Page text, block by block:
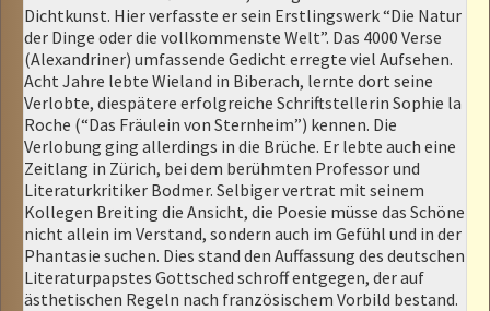
Dichtkunst. Hier verfasste er sein Erstlingswerk “Die Natur
der Dinge oder die vollkommenste Welt”. Das 4000 Verse
(Alexandriner) umfassende Gedicht erregte viel Aufsehen.
Acht Jahre lebte Wieland in Biberach, lernte dort seine
Verlobte, diespätere erfolgreiche Schriftstellerin Sophie la
Roche (“Das Fräulein von Sternheim”) kennen. Die
Verlobung ging allerdings in die Brüche. Er lebte auch eine
Zeitlang in Zürich, bei dem berühmten Professor und
Literaturkritiker Bodmer. Selbiger vertrat mit seinem
Kollegen Breiting die Ansicht, die Poesie müsse das Schöne
nicht allein im Verstand, sondern auch im Gefühl und in der
Phantasie suchen. Dies stand den Auffassung des deutschen
Literaturpapstes Gottsched schroff entgegen, der auf
ästhetischen Regeln nach französischem Vorbild bestand.